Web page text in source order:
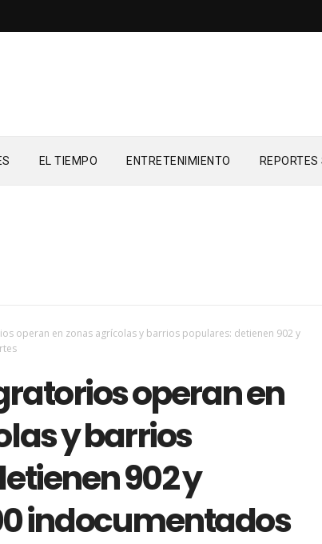
EL TIEMPO ENTRETENIMIENTO
operan en zonas agrícolas y barrios populares: detienen 902 y
operan en
y barrios
902 y
indocumentados